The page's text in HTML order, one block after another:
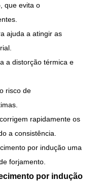
que evita o
ajuda a atingir as
a distorção térmica e
risco de
rapidamente os
a consistência.
por indução uma
forjamento.
por indução